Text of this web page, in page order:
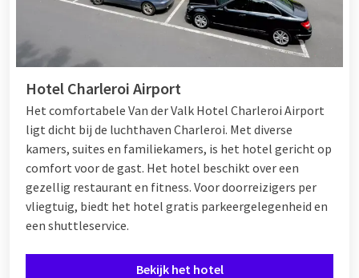
Hotel Charleroi Airport
Het comfortabele Van der Valk Hotel Charleroi Airport
ligt dicht bij de luchthaven Charleroi. Met diverse
kamers, suites en familiekamers, is het hotel gericht op
comfort voor de gast. Het hotel beschikt over een
gezellig restaurant en fitness. Voor doorreizigers per
vliegtuig, biedt het hotel gratis parkeergelegenheid en
een shuttleservice.
Bekijk het hotel